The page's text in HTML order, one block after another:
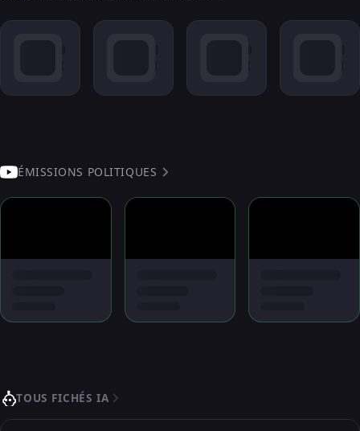
ÉMISSIONS POLITIQUES
TOUS FICHÉS IA